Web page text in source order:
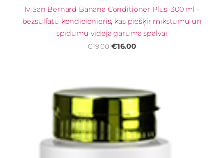
Iv San Bernard Banana Conditioner Plus, 300 ml -
bezsulfātu kondicionieris, kas piešķir mīkstumu un
spīdumu vidēja garuma spalvai
€19.00 €16.00